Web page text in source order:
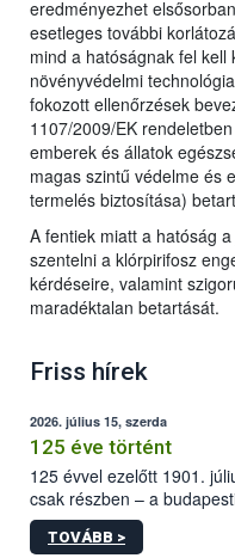
eredményezhet
esetleges további
mind a hatóságnak fel kell
növényvédelmi
fokozott ellenőrzések
1107/2009/EK
emberek és állatok
magas szintű védelme és
termelés biztosítása)
A fentiek miatt a hatóság
szentelni a klórpirifosz
kérdéseire, valamint
maradéktalan betartását.
Friss hírek
2026. július 15, szerda
125 éve történt
125 évvel ezelőtt 1901.
csak részben – a
állomás a Kis Rókus utca
tervezett új épületébe.
TOVÁBB >